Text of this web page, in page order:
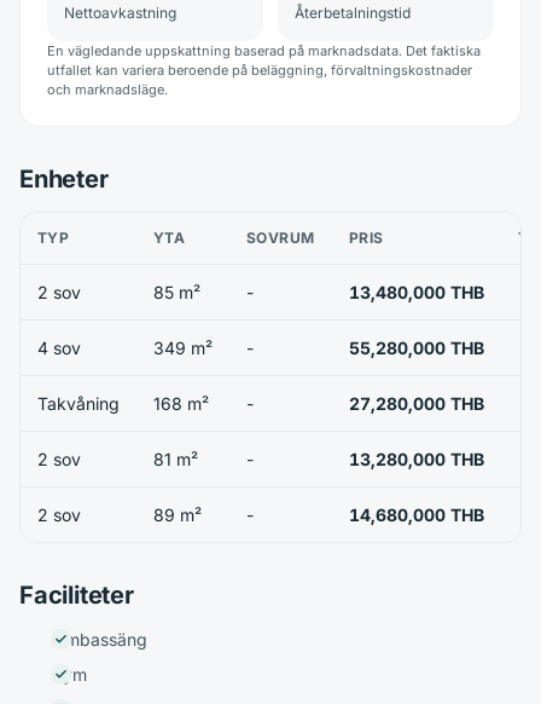
Nettoavkastning Återbetalningstid
En vägledande uppskattning baserad på marknadsdata. Det faktiska
utfallet kan variera beroende på beläggning, förvaltningskostnader
och marknadsläge.
Enheter
TYP YTA SOVRUM PRIS
2 sov 85 m² - 13,480,000 THB
4 sov 349 m² - 55,280,000 THB
Takvåning 168 m² - 27,280,000 THB
2 sov 81 m² - 13,280,000 THB
2 sov 89 m² - 14,680,000 THB
Faciliteter
Simbassäng
Gym